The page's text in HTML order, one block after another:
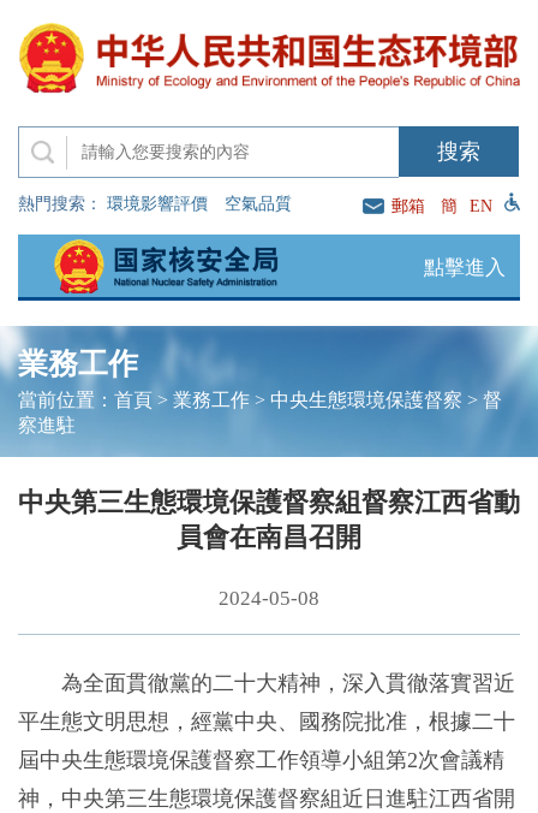
熱門搜索： 環境影響評價 空氣品質 郵箱 簡 EN
點擊進入
業務工作
當前位置： 首頁> 業務工作> 中央生態環境保護督察 > 督
察進駐
中央第三生態環境保護督察組督察江西省動
員會在南昌召開
2024-05-08
為全面貫徹黨的二十大精神，深入貫徹落實習近
平生態文明思想，經黨中央、國務院批准，根據二十
屆中央生態環境保護督察工作領導小組第2次會議精
神，中央第三生態環境保護督察組近日進駐江西省開